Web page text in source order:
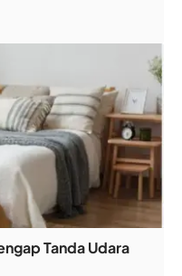
Tanda Udara